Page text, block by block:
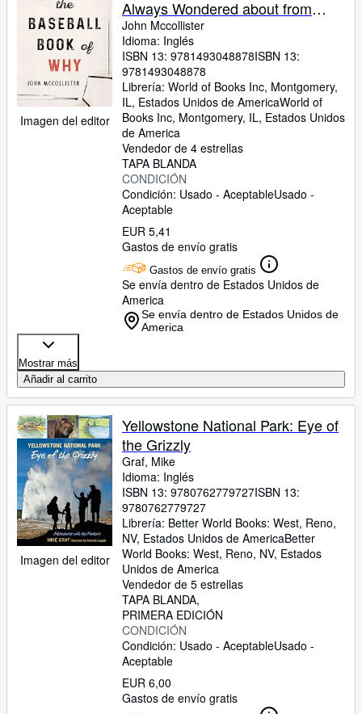
Imagen del editor
Always Wondered about from
America's National Pastime
John Mccollister
Idioma: Inglés
ISBN 13: 9781493048878ISBN 13:
9781493048878
Librería: World of Books Inc, Montgomery,
IL, Estados Unidos de AmericaWorld of
Books Inc, Montgomery, IL, Estados Unidos
de America
Vendedor de 4 estrellas
TAPA BLANDA
CONDICIÓN
Condición: Usado - AceptableUsado -
Aceptable
EUR 5,41
Gastos de envío gratis
Gastos de envío gratis
Se envía dentro de Estados Unidos de
America
Se envía dentro de Estados Unidos de
America
Mostrar más
Añadir al carrito
Imagen del editor
Yellowstone National Park: Eye of
the Grizzly
Graf, Mike
Idioma: Inglés
ISBN 13: 9780762779727ISBN 13:
9780762779727
Librería: Better World Books: West, Reno,
NV, Estados Unidos de AmericaBetter
World Books: West, Reno, NV, Estados
Unidos de America
Vendedor de 5 estrellas
TAPA BLANDA
PRIMERA EDICIÓN
CONDICIÓN
Condición: Usado - AceptableUsado -
Aceptable
EUR 6,00
Gastos de envío gratis